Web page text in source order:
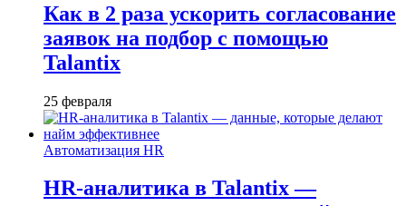
Как в 2 раза ускорить согласование
заявок на подбор с помощью
Talantix
25 февраля
Автоматизация HR
HR-аналитика в Talantix —